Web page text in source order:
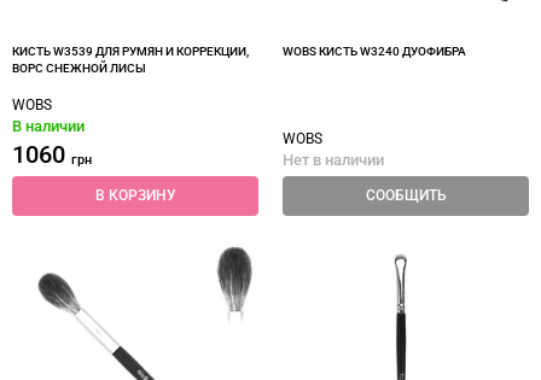
КИСТЬ W3539 ДЛЯ РУМЯН И КОРРЕКЦИИ,
ВОРС СНЕЖНОЙ ЛИСЫ
WOBS
В наличии
1060 грн
В КОРЗИНУ
WOBS КИСТЬ W3240 ДУОФИБРА
WOBS
Нет в наличии
СООБЩИТЬ